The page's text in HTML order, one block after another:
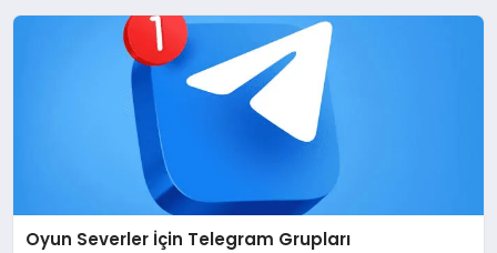
Oyun Severler İçin Telegram Grupları